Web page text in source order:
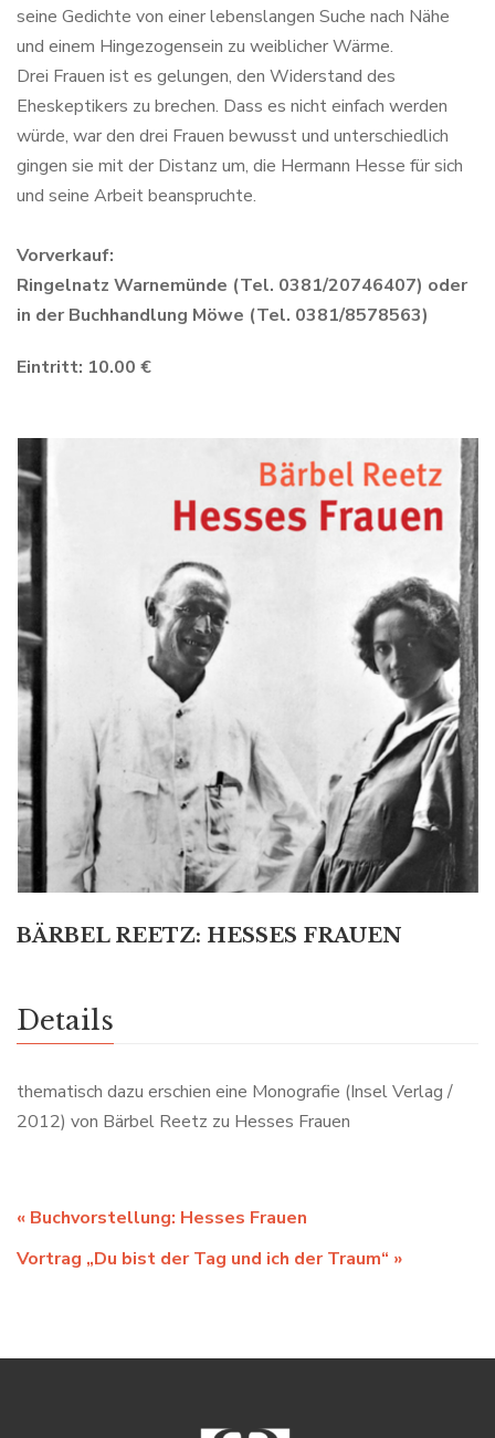
seine Gedichte von einer lebenslangen Suche nach Nähe
und einem Hingezogensein zu weiblicher Wärme.
Drei Frauen ist es gelungen, den Widerstand des
Eheskeptikers zu brechen. Dass es nicht einfach werden
würde, war den drei Frauen bewusst und unterschiedlich
gingen sie mit der Distanz um, die Hermann Hesse für sich
und seine Arbeit beanspruchte.
Vorverkauf:
Ringelnatz Warnemünde (Tel. 0381/20746407) oder
in der Buchhandlung Möwe (Tel. 0381/8578563)
Eintritt: 10.00 €
BÄRBEL REETZ: HESSES FRAUEN
Details
thematisch dazu erschien eine Monografie (Insel Verlag /
2012) von Bärbel Reetz zu Hesses Frauen
« Buchvorstellung: Hesses Frauen
Vortrag „Du bist der Tag und ich der Traum“ »